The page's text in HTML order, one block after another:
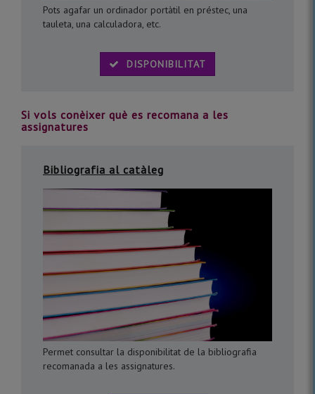
Pots agafar un ordinador portàtil en préstec, una
tauleta, una calculadora, etc.
DISPONIBILITAT
Si vols conèixer què es recomana a les
assignatures
Bibliografia al catàleg
Permet consultar la disponibilitat de la bibliografia
recomanada a les assignatures.